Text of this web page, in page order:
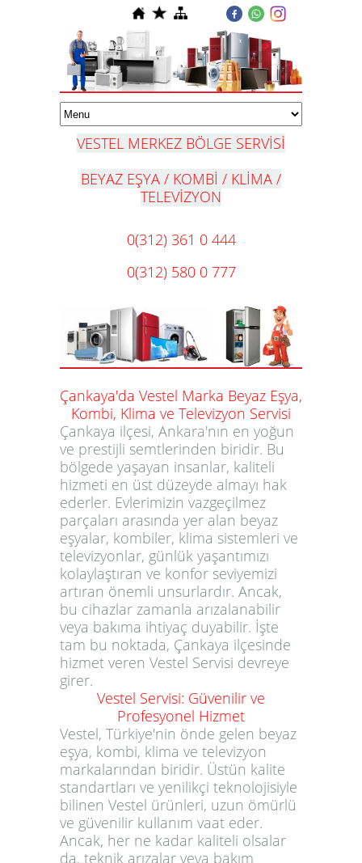
VESTEL MERKEZ BÖLGE SERVİSİ
BEYAZ EŞYA / KOMBİ / KLİMA /
TELEVİZYON
0(312) 361 0 444
0(312) 580 0 777
Çankaya'da Vestel Marka Beyaz Eşya,
Kombi, Klima ve Televizyon Servisi
Çankaya ilçesi, Ankara'nın en yoğun
ve prestijli semtlerinden biridir. Bu
bölgede yaşayan insanlar, kaliteli
hizmeti en üst düzeyde almayı hak
ederler. Evlerimizin vazgeçilmez
parçaları arasında yer alan beyaz
eşyalar, kombiler, klima sistemleri ve
televizyonlar, günlük yaşantımızı
kolaylaştıran ve konfor seviyemizi
artıran önemli unsurlardır. Ancak,
bu cihazlar zamanla arızalanabilir
veya bakıma ihtiyaç duyabilir. İşte
tam bu noktada, Çankaya ilçesinde
hizmet veren Vestel Servisi devreye
girer.
Vestel Servisi: Güvenilir ve
Profesyonel Hizmet
Vestel, Türkiye'nin önde gelen beyaz
eşya, kombi, klima ve televizyon
markalarından biridir. Üstün kalite
standartları ve yenilikçi teknolojisiyle
bilinen Vestel ürünleri, uzun ömürlü
ve güvenilir kullanım vaat eder.
Ancak, her ne kadar kaliteli olsalar
da, teknik arızalar veya bakım